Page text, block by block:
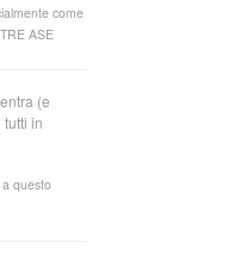
come
ASE
(e
in
a questo